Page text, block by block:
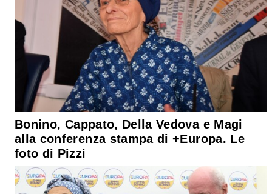
Bonino, Cappato, Della Vedova e Magi
alla conferenza stampa di +Europa. Le
foto di Pizzi